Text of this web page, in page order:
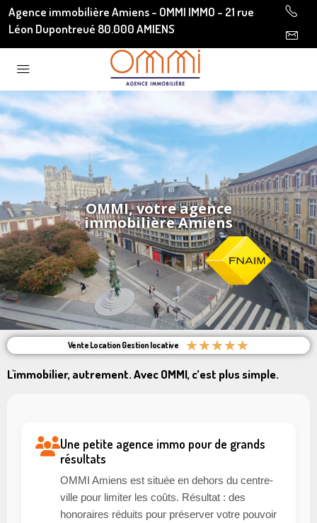
Agence immobilière Amiens - OMMI IMMO - 21 rue
Léon Dupontreué 80.000 AMIENS
OMMI, votre agence
immobilière Amiens
Vente Location Gestion locative ★★★★★
L'immobilier, autrement. Avec OMMI, c’est plus simple.
Une petite agence immo pour de grands
résultats
OMMI Amiens est située en dehors du centre-
ville pour limiter les coûts. Résultat : des
honoraires réduits pour préserver votre pouvoir